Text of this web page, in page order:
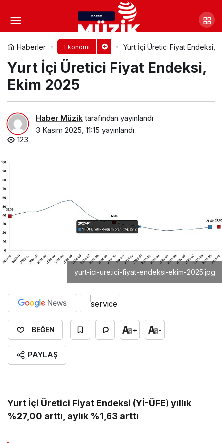
Haberler Ekonomi Yurt İçi Üretici Fiyat Endeksi,
Yurt İçi Üretici Fiyat Endeksi,
Ekim 2025
Haber Müzik tarafından yayınlandı
3 Kasım 2025, 11:15 yayınlandı
123
yurt-ici-uretici-fiyat-endeksi-ekim-2025.jpg
BEĞEN + -
PAYLAŞ
Yurt İçi Üretici Fiyat Endeksi (Yİ-ÜFE) yıllık
%27,00 arttı, aylık %1,63 arttı
Ege Üniversitesi sanayi iş
birliklerini güçlendirmeyi sürdürüyor
Yorum Yap